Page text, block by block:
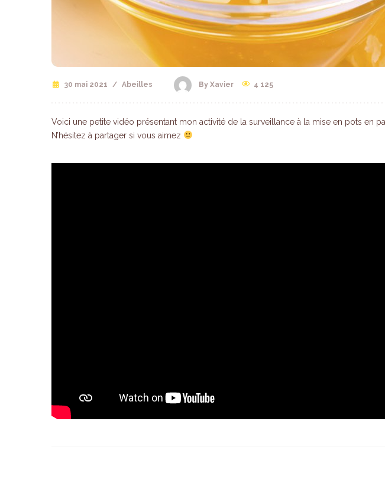
30 mai 2021 / Abeilles By Xavier 4 125
Voici une petite vidéo présentant mon activité de la surveillance à la mise en pots en
N’hésitez à partager si vous aimez